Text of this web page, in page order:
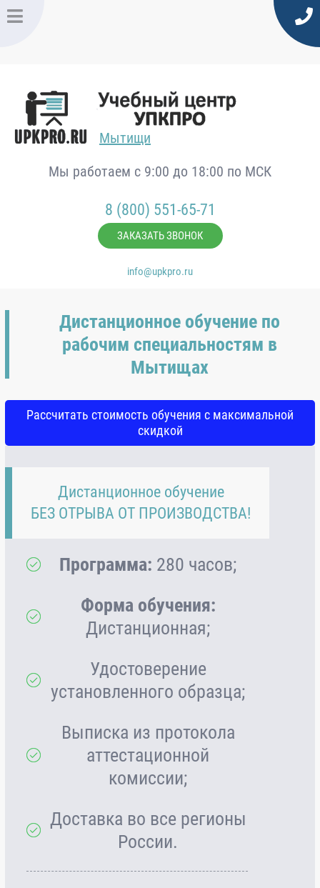
Мытищи
Мы работаем с 9:00 до 18:00 по МСК
8 (800) 551-65-71
ЗАКАЗАТЬ ЗВОНОК
info@upkpro.ru
Дистанционное обучение по
рабочим специальностям в
Мытищах
Рассчитать стоимость обучения с максимальной
скидкой
Дистанционное обучение
БЕЗ ОТРЫВА ОТ ПРОИЗВОДСТВА!
Программа: 280 часов;
Форма обучения:
Дистанционная;
Удостоверение
установленного образца;
Выписка из протокола
аттестационной
комиссии;
Доставка во все регионы
России.